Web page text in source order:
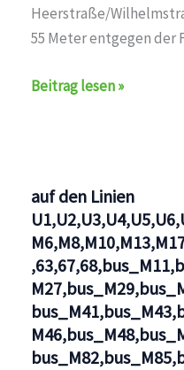
Heerstraße/
55 Meter entgegen der
Haltestelle
bus_135,BVG
Beitrag lesen »
auf den Linien